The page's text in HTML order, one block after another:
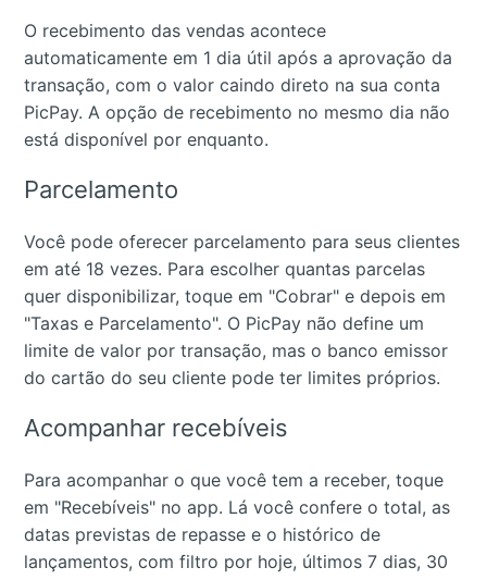
O recebimento das vendas acontece
automaticamente em 1 dia útil após a aprovação da
transação, com o valor caindo direto na sua conta
PicPay. A opção de recebimento no mesmo dia não
está disponível por enquanto.
Parcelamento
Você pode oferecer parcelamento para seus clientes
em até 18 vezes. Para escolher quantas parcelas
quer disponibilizar, toque em "Cobrar" e depois em
"Taxas e Parcelamento". O PicPay não define um
limite de valor por transação, mas o banco emissor
do cartão do seu cliente pode ter limites próprios.
Acompanhar recebíveis
Para acompanhar o que você tem a receber, toque
em "Recebíveis" no app. Lá você confere o total, as
datas previstas de repasse e o histórico de
lançamentos, com filtro por hoje, últimos 7 dias, 30